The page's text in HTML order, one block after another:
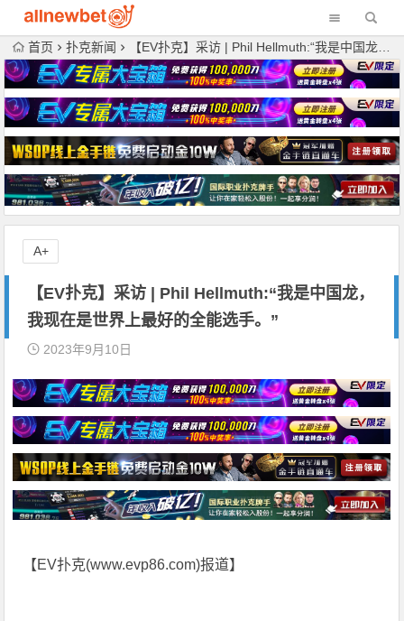
首页 扑克新闻 【EV扑克】采访 | Phil Hellmuth:“我是中国龙，我现在是世界上最好的全能选手。”
【EV扑克】采访 | Phil Hellmuth:“我是中国龙，
我现在是世界上最好的全能选手。”
2023年9月10日
【EV扑克(www.evp86.com)报道】
A+